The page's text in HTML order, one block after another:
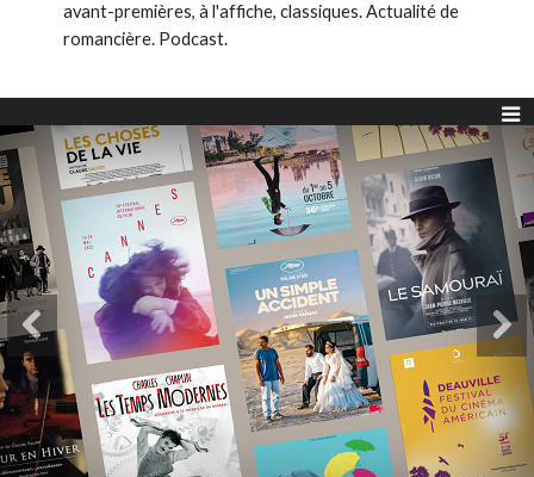
avant-premières, à l'affiche, classiques. Actualité de
romancière. Podcast.